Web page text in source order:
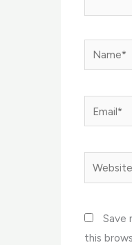
Name*
Email*
Website
Save
this